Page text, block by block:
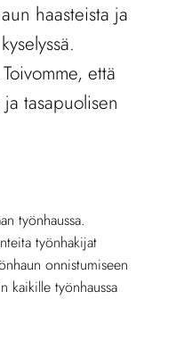
haasteista ja
että
tasapuolisen
työnhaussa.
työnhakijat
onnistumiseen
kaikille työnhaussa